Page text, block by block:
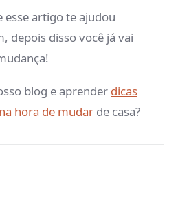
esse artigo te ajudou
depois disso você já vai
blog e aprender dicas
hora de mudar de casa?